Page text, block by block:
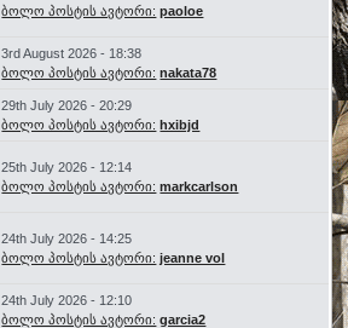
ბოლო პოსტის ავტორი: paoloe
3rd August 2026 - 18:38
ბოლო პოსტის ავტორი: nakata78
29th July 2026 - 20:29
ბოლო პოსტის ავტორი: hxibjd
25th July 2026 - 12:14
ბოლო პოსტის ავტორი: markcarlson
24th July 2026 - 14:25
ბოლო პოსტის ავტორი: jeanne vol
24th July 2026 - 12:10
ბოლო პოსტის ავტორი: garcia2